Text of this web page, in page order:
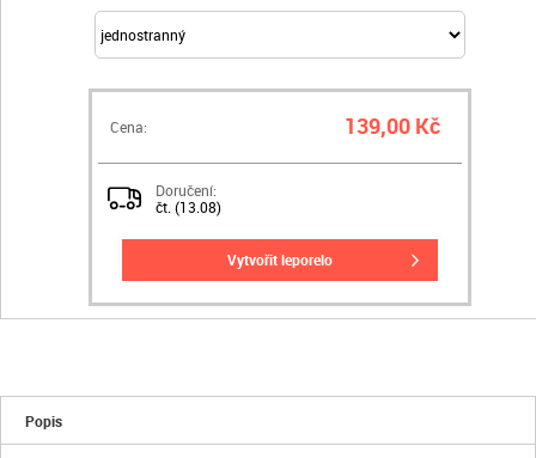
Cena: 139,00 Kč
Doručení:
čt. (13.08)
vytvořit leporelo
Popis